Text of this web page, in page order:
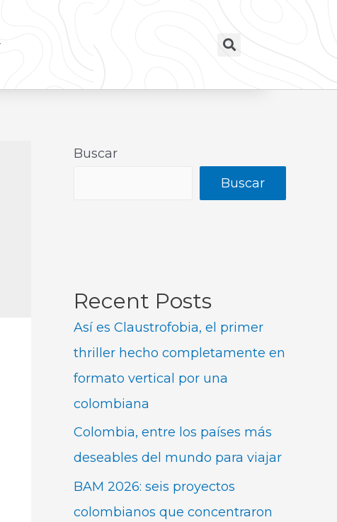
Buscar
Buscar
Recent Posts
Así es Claustrofobia, el primer
thriller hecho completamente en
formato vertical por una
colombiana
Colombia, entre los países más
deseables del mundo para viajar
BAM 2026: seis proyectos
colombianos que concentraron